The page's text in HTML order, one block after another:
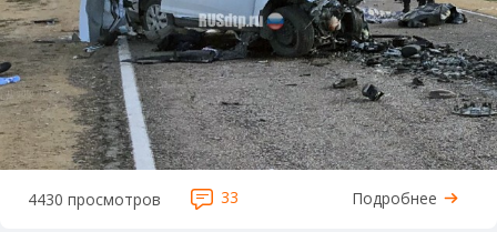
4430 просмотров 33 Подробнее